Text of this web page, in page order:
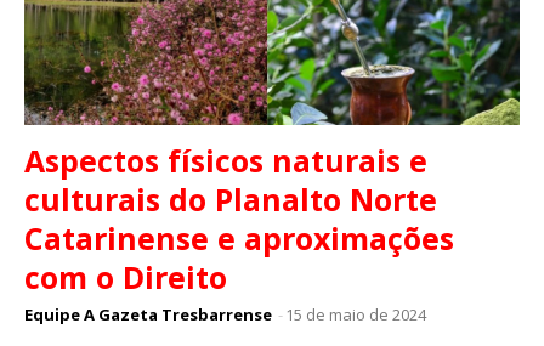
Aspectos físicos naturais e
culturais do Planalto Norte
Catarinense e aproximações
com o Direito
Equipe A Gazeta Tresbarrense - 15 de maio de 2024